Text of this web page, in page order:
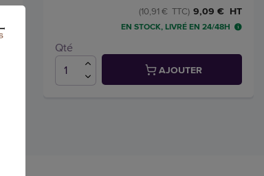
9,09 € HT
(10,91 € TTC)
EN STOCK, LIVRÉ EN 24/48H
Qté
AJOUTER